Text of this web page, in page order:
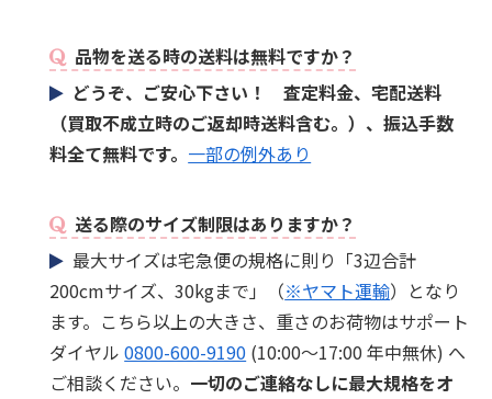
品物を送る時の送料は無料ですか？
どうぞ、ご安心下さい！ 査定料金、宅配送料
（買取不成立時のご返却時送料含む。）、振込手数
料全て無料です。 一部の例外あり
送る際のサイズ制限はありますか？
最大サイズは宅急便の規格に則り「3辺合計
200cmサイズ、30kgまで」（※ヤマト運輸）となり
ます。こちら以上の大きさ、重さのお荷物はサポート
ダイヤル0800-600-9190 (10:00～17:00 年中無休) へ
ご相談ください。 一切のご連絡なしに最大規格をオ